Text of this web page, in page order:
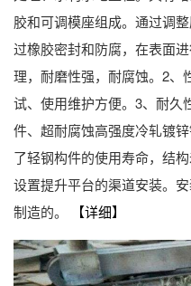
胶和可调模座组成。通过调
过橡胶密封和防腐，在表面
理，耐磨性强，耐腐蚀。2、
试、使用维护方便。3、耐久
件、超耐腐蚀高强度冷轧镀
了轻钢构件的使用寿命，结
设置提升平台的渠道安装。
制造的。
【详细】